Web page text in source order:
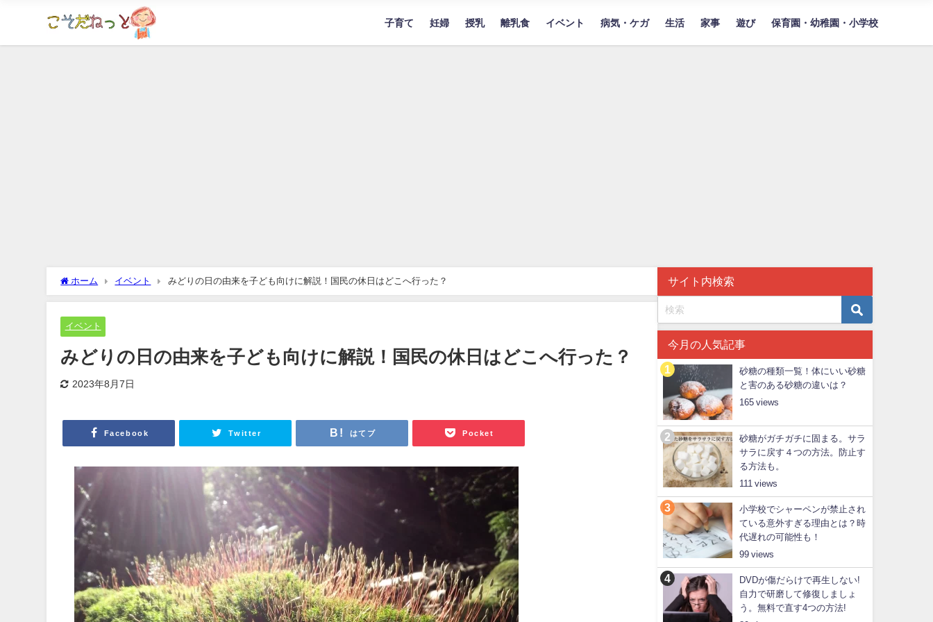
子育て 妊婦 授乳 離乳食 イベント 病気・ケガ 生活 家事 遊び 保育園・幼稚園・小学校
ホーム イベント みどりの日の由来を子ども向けに解説！国民の休日はどこへ行った？
イベント
みどりの日の由来を子ども向けに解説！国民の休日はどこへ行った？
2023年8月7日
Facebook Twitter はてブ Pocket
サイト内検索
今月の人気記事
砂糖の種類一覧！体にいい砂糖
と害のある砂糖の違いは？
165
砂糖がガチガチに固まる。サラ
サラに戻す４つの方法。防止す
る方法も。
111
小学校でシャーペンが禁止され
ている意外すぎる理由とは？時
代遅れの可能性も！
99
DVDが傷だらけで再生しない!
自力で研磨して修復しましょ
う。無料で直す4つの方法!